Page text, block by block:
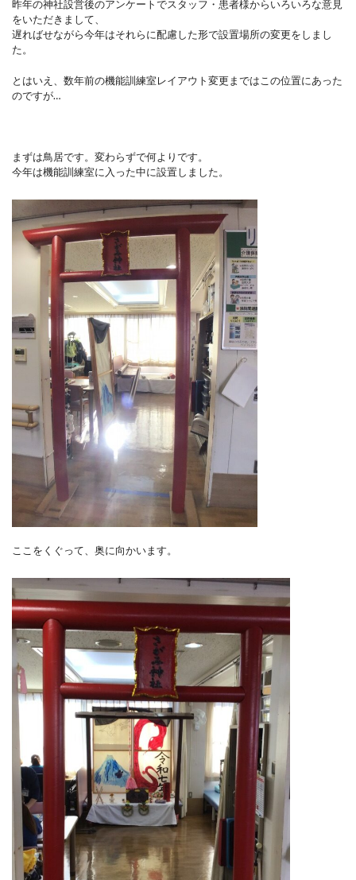
昨年の神社設営後のアンケートでスタッフ・患者様からいろいろな意見
をいただきまして、
遅ればせながら今年はそれらに配慮した形で設置場所の変更をしまし
た。
とはいえ、数年前の機能訓練室レイアウト変更まではこの位置にあった
のですが…
まずは鳥居です。変わらずで何よりです。
今年は機能訓練室に入った中に設置しました。
ここをくぐって、奥に向かいます。